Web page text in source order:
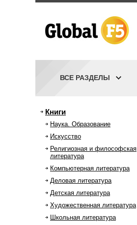
ВСЕ РАЗДЕЛЫ
Книги
Наука. Образование
Искусство
Религиозная и философская
литература
Компьютерная литература
Деловая литература
Детская литература
Художественная литература
Школьная литература